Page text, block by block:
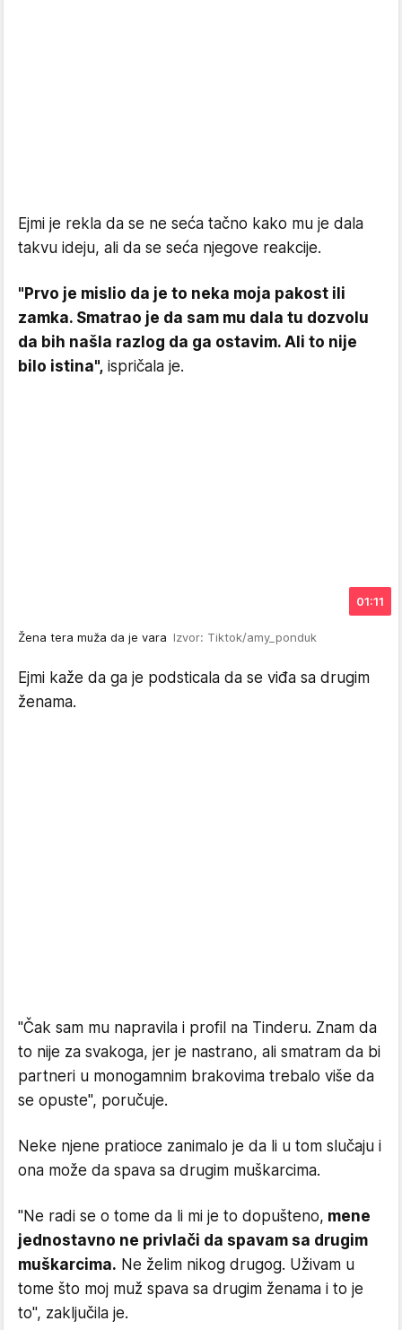
Ejmi je rekla da se ne seća tačno kako mu je dala
takvu ideju, ali da se seća njegove reakcije.
"Prvo je mislio da je to neka moja pakost ili
zamka. Smatrao je da sam mu dala tu dozvolu
da bih našla razlog da ga ostavim. Ali to nije
bilo istina", ispričala je.
01:11
Žena tera muža da je vara Izvor: Tiktok/amy_ponduk
Ejmi kaže da ga je podsticala da se viđa sa drugim
ženama.
"Čak sam mu napravila i profil na Tinderu. Znam da
to nije za svakoga, jer je nastrano, ali smatram da bi
partneri u monogamnim brakovima trebalo više da
se opuste", poručuje.
Neke njene pratioce zanimalo je da li u tom slučaju i
ona može da spava sa drugim muškarcima.
"Ne radi se o tome da li mi je to dopušteno, mene
jednostavno ne privlači da spavam sa drugim
muškarcima. Ne želim nikog drugog. Uživam u
tome što moj muž spava sa drugim ženama i to je
to", zaključila je.